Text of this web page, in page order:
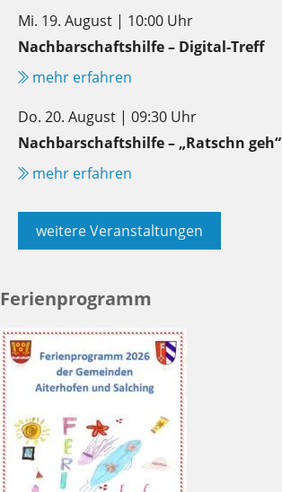
Mi. 19. August | 10:00 Uhr
Nachbarschaftshilfe – Digital-Treff
mehr erfahren
Do. 20. August | 09:30 Uhr
Nachbarschaftshilfe – „Ratschn geh“
mehr erfahren
weitere Veranstaltungen
Ferienprogramm